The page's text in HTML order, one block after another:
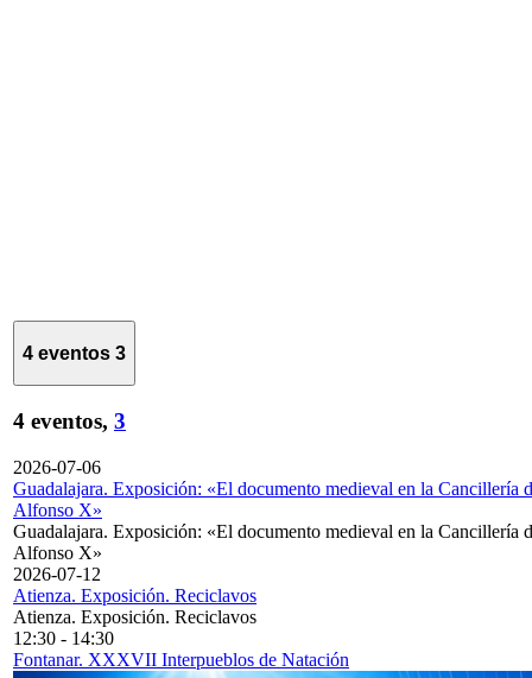
4 eventos 3
4 eventos, 3
2026-07-06
Guadalajara. Exposición: «El documento medieval en la Cancillería
Alfonso X»
Guadalajara. Exposición: «El documento medieval en la Cancillería
Alfonso X»
2026-07-12
Atienza. Exposición. Reciclavos
Atienza. Exposición. Reciclavos
12:30 - 14:30
Fontanar. XXXVII Interpueblos de Natación